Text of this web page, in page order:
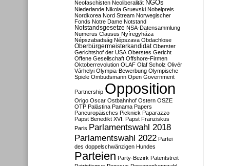
Neofaschisten Neoliberalität NGOs
Niederlande Nikola Gruevski Nobelpreis
Nordkorea Nord Stream Norwegischer
Fonds Notre Dame Notstand
Notstandsgesetze NSA-Datensammlung
Numerus Clausus Nyíregyháza
Népszabadság Népszava Obdachlose
Oberbürgermeisterkandidat Oberster
Gerichtshof der USA Oberstes Gericht
Offene Gesellschaft Offshore-Firmen
Oktoberrevolution OLAF Olaf Scholz Olivér
Várhelyi Olympia-Bewerbung Olympische
Spiele Ombudsmann Open Government
Partnership Opposition
Origo Oscar Ostbahnhof Ostern OSZE
OTP Palästina Panama Papers
Paneuropäisches Picknick Paparazzo
Papst Benedikt XVI. Papst Franziskus
Paris Parlamentswahl 2018
Parlamentswahl 2022 Partei
des doppelschwänzigen Hundes
Parteien Party-Bezirk Patentstreit